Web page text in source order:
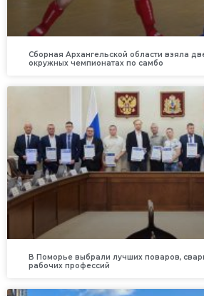
Сборная Архангельской области взяла
окружных чемпионатах по самбо
В Поморье выбрали лучших поваров,
рабочих профессий